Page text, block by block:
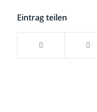
Eintrag teilen